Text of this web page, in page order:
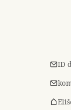
ID